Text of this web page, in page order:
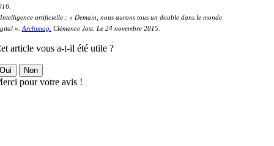
artificielle : « Demain, nous aurons tous un double dans le monde
».Archimag. Clémence Jost. Le 24 novembre 2015.
article vous a-t-il été utile ?
Non
pour votre avis !